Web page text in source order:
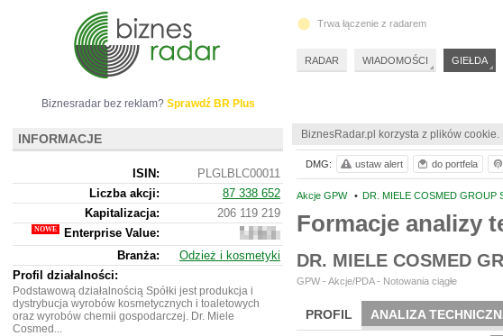
BiznesRadar.pl korzysta z plików
Akcje GPW • DR. MIELE COSMED GROUP
Formacje analizy
DR. MIELE COSMED
GPW - Akcje/PDA - Notowania ciągłe
PROFIL ANALIZA
DMG: ustaw alert do portfela
Biznesradar bez reklam? Sprawdź BR Plus
INFORMACJE
ISIN:
PLGLBLC00011
Liczba akcji:
87 338 652
Kapitalizacja:
206 119 219
Enterprise Value:
266
847
219
Branża:
Odzież i kosmetyki
Profil działalności:
Podstawową działalnością Spółki jest produkcja i
dystrybucja wyrobów kosmetycznych i toaletowych
oraz wyrobów chemii gospodarczej. Dr. Miele
Cosmed...
Trwa łączenie z radarem
RADAR WIADOMOŚCI GIEŁDA